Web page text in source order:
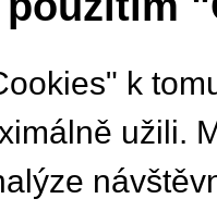
k
užili.